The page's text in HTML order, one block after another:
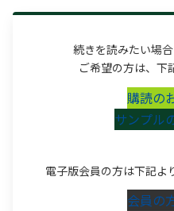
続きを読みたい場
ご希望の方は、下
購読の
サンプル
電子版会員の方は下記よ
会員の